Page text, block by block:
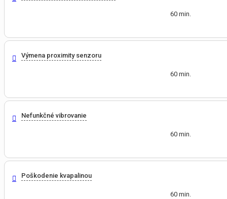
60 min.
Výmena proximity senzoru
60 min.
Nefunkčné vibrovanie
60 min.
Poškodenie kvapalinou
60 min.